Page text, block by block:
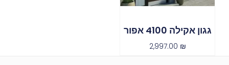
גגון אקילה 4100 אפור
2,997.00 ₪